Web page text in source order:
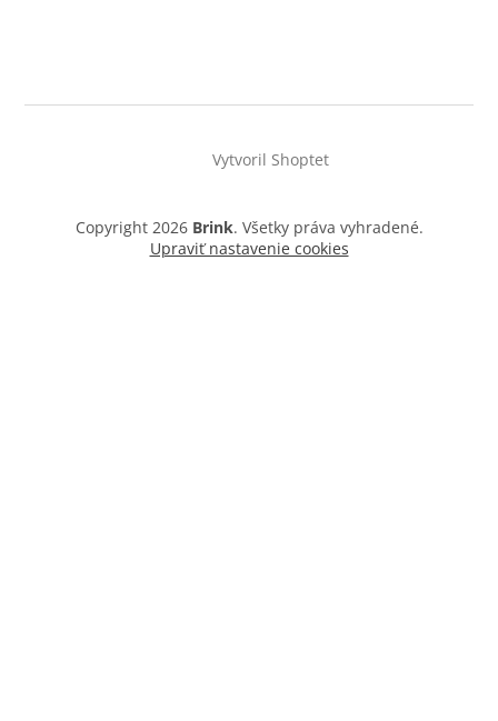
Vytvoril Shoptet
Copyright 2026 Brink. Všetky práva vyhradené.
Upraviť nastavenie cookies